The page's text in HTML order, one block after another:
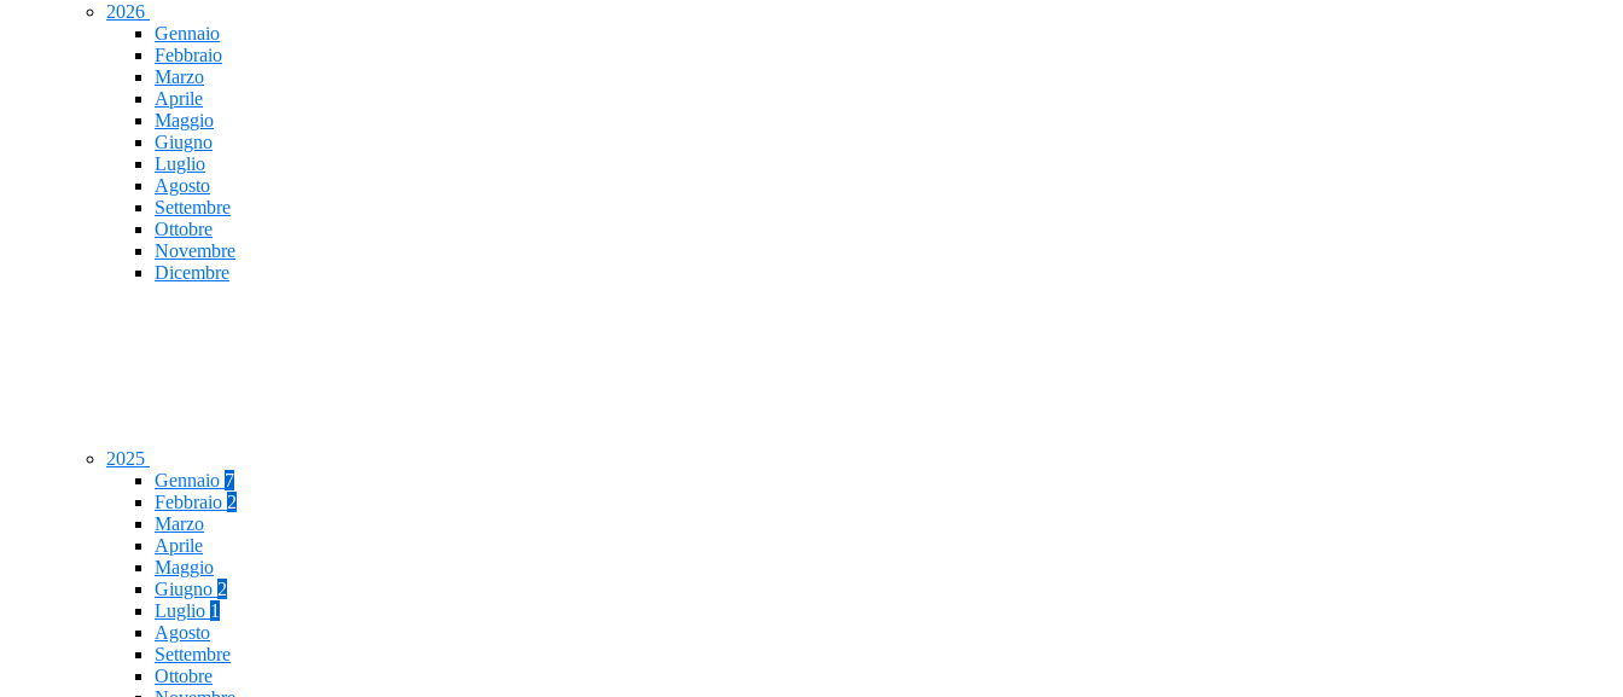
2026
Gennaio
Febbraio
Marzo
Aprile
Maggio
Giugno
Luglio
Agosto
Settembre
Ottobre
Novembre
Dicembre
2025
Gennaio 7
Febbraio 2
Marzo
Aprile
Maggio
Giugno 2
Luglio 1
Agosto
Settembre
Ottobre